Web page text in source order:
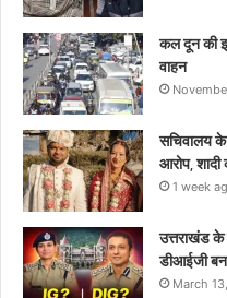
कल दून की
वाहन
सचिवालय के
आरोप,
1 week
उत्तराखंड
डीआईजी
March